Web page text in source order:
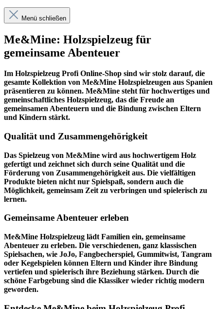
Menü schließen
Me&Mine: Holzspielzeug für
gemeinsame Abenteuer
Im Holzspielzeug Profi Online-Shop sind wir stolz darauf, die
gesamte Kollektion von Me&Mine Holzspielzeugen aus Spanien
präsentieren zu können. Me&Mine steht für hochwertiges und
gemeinschaftliches Holzspielzeug, das die Freude an
gemeinsamen Abenteuern und die Bindung zwischen Eltern
und Kindern stärkt.
Qualität und Zusammengehörigkeit
Das Spielzeug von Me&Mine wird aus hochwertigem Holz
gefertigt und zeichnet sich durch seine Qualität und die
Förderung von Zusammengehörigkeit aus. Die vielfältigen
Produkte bieten nicht nur Spielspaß, sondern auch die
Möglichkeit, gemeinsam Zeit zu verbringen und spielerisch zu
lernen.
Gemeinsame Abenteuer erleben
Me&Mine Holzspielzeug lädt Familien ein, gemeinsame
Abenteuer zu erleben. Die verschiedenen, ganz klassischen
Spielsachen, wie JoJo, Fangbecherspiel, Gummitwist, Tangram
oder Kegelspielen können Eltern und Kinder ihre Bindung
vertiefen und spielerisch ihre Beziehung stärken. Durch die
schöne Farbgebung sind die Klassiker wieder richtig modern
geworden.